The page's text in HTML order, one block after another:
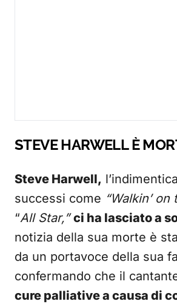
STEVE HARWELL È
Steve Harwell,
successi come “Walkin’ on
“All Star,” ci ha lasciato a
notizia della sua morte è
da un portavoce della sua
confermando che il
cure palliative a causa di